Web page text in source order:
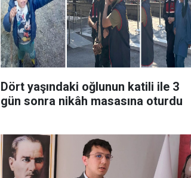
Dört yaşındaki oğlunun katili ile 3
gün sonra nikâh masasına oturdu